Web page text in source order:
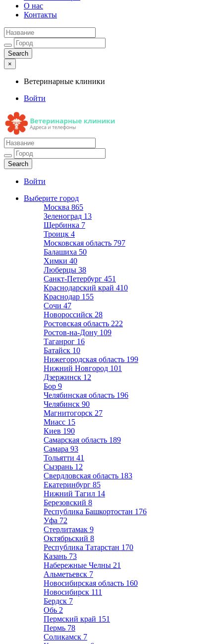
О нас
Контакты
×
Ветеринарные клиники
Войти
Ветеринарные клиники
Адреса и телефоны
Войти
Выберите город
Москва 865
Зеленоград 13
Щербинка 7
Троицк 4
Московская область 797
Балашиха 50
Химки 40
Люберцы 38
Санкт-Петербург 451
Краснодарский край 410
Краснодар 155
Сочи 47
Новороссийск 28
Ростовская область 222
Ростов-на-Дону 109
Таганрог 16
Батайск 10
Нижегородская область 199
Нижний Новгород 101
Дзержинск 12
Бор 9
Челябинская область 196
Челябинск 90
Магнитогорск 27
Миасс 15
Киев 190
Самарская область 189
Самара 93
Тольятти 41
Сызрань 12
Свердловская область 183
Екатеринбург 85
Нижний Тагил 14
Березовский 8
Республика Башкортостан 176
Уфа 72
Стерлитамак 9
Октябрьский 8
Республика Татарстан 170
Казань 73
Набережные Челны 21
Альметьевск 7
Новосибирская область 160
Новосибирск 111
Бердск 7
Обь 2
Пермский край 151
Пермь 78
Соликамск 7